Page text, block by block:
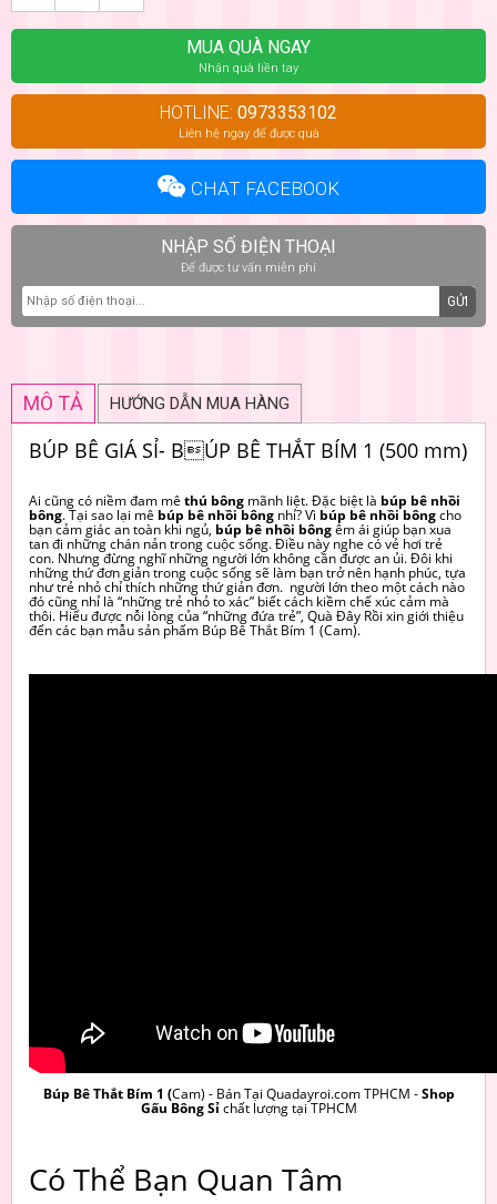
MUA QUÀ NGAY
Nhận quà liền tay
HOTLINE: 0973353102
Liên hệ ngay để được quà
CHAT FACEBOOK
NHẬP SỐ ĐIỆN THOẠI
Để được tư vấn miễn phí
GỬI
MÔ TẢ HƯỚNG DẪN MUA HÀNG
BÚP BÊ GIÁ SỈ- BÚP BÊ THẮT BÍM 1 (500 mm)
Ai cũng có niềm đam mê thú bông mãnh liệt. Đặc biệt là búp bê nhồi
bông. Tại sao lại mê búp bê nhồi bông nhỉ? Vì búp bê nhồi bôngcho
bạn cảm giác an toàn khi ngủ, búp bê nhồi bôngêm ái giúp bạn xua
tan đi những chán nản trong cuộc sống. Điều này nghe có vẻ hơi trẻ
con. Nhưng đừng nghĩ những người lớn không cần được an ủi. Đôi khi
những thứ đơn giản trong cuộc sống sẽ làm bạn trở nên hạnh phúc, tựa
như trẻ nhỏ chỉ thích những thứ giản đơn. người lớn theo một cách nào
đó cũng nhỉ là “những trẻ nhỏ to xác” biết cách kiềm chế xúc cảm mà
thôi. Hiểu được nỗi lòng của “những đứa trẻ”, Quà Đây Rồi xin giới thiệu
đến các bạn mẫu sản phẩm Búp Bê Thắt Bím 1 (Cam).
Búp Bê Thắt Bím 1 (Cam) - Bán Tại Quadayroi.com TPHCM -Shop
Gấu Bông Sỉchất lượng tại TPHCM
Có Thể Bạn Quan Tâm